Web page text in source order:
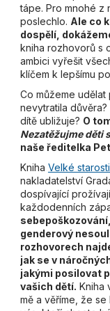
tápe. Pro mnohé z
poslechlo. Ale co
dospělí,
kniha rozhovorů s
ambici vyřešit
klíčem k lepšímu
Co můžeme
nevytratila
dítě ubližuje? O
Nezatěžujme děti
naše ředitelka
Kniha Velké
nakladatelství
dospívající
každodenních
genderový
rozhovorech
jak se v
jakými posilovat
vašich dětí. Kniha
mě a věříme, že